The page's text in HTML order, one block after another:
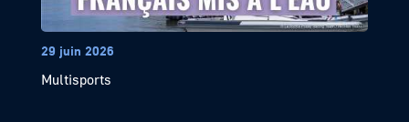
29 juin 2026
Multisports